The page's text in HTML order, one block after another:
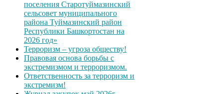
поселения Старотуймазинский
сельсовет муниципального
района Туймазинский район
Республики Башкортостан на
2026 год»
Терроризм – угроза обществу!
Правовая основа борьбы с
экстремизмом и терроризмом.
Ответственность за терроризм и
экстремизм!